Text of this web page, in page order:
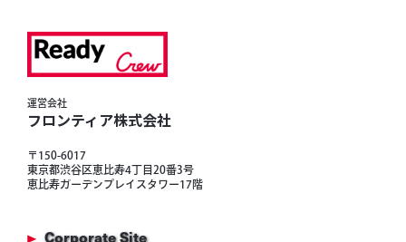
運営会社
フロンティア株式会社
〒150-6017
東京都渋谷区恵比寿4丁目20番3号
恵比寿ガーデンプレイスタワー17階
Corporate Site